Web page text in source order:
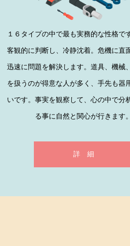
１６タイプの中で最も実務的な性格で
客観的に判断し、冷静沈着。危機に直
迅速に問題を解決します。道具、機械
を扱うのが得意な人が多く、手先も器
いです。事実を観察して、心の中で分
る事に自然と関心が行きます。
詳 細